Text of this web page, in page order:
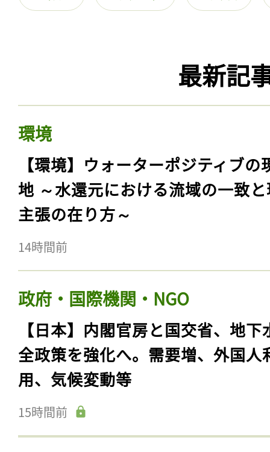
最新記
環境
【環境】ウォーターポジティブの
地 ～水還元における流域の一致
主張の在り方～
14時間前
政府・国際機関・NGO
【日本】内閣官房と国交省、地下
全政策を強化へ。需要増、外国人
用、気候変動等
15時間前